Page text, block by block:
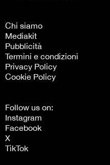
Chi siamo
Mediakit
Pubblicità
Termini e condizioni
Privacy Policy
Cookie Policy
Follow us on:
Instagram
Facebook
X
TikTok